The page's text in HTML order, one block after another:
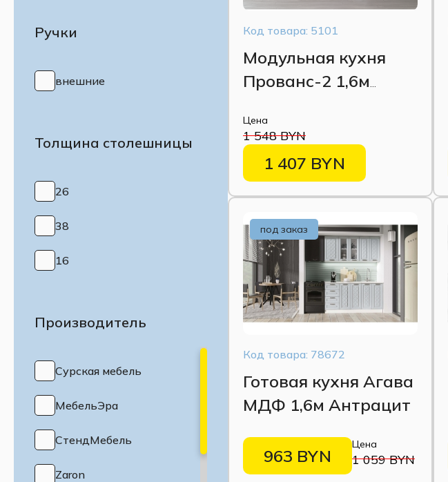
Ручки
внешние
Толщина столешницы
26
38
16
Производитель
Сурская мебель
МебельЭра
СтендМебель
Zaron
Код товара: 5101
Модульная кухня
Прованс-2 1,6м
Цена
1 548 BYN
1 407 BYN
под заказ
Код товара: 78672
Готовая кухня Агава
МДФ 1,6м Антрацит
Цена
1 059 BYN
963 BYN